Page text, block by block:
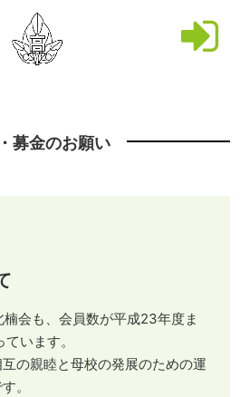
募金のお願い
会も、会員数が平成23年度ま
います。
の親睦と母校の発展のための運
。